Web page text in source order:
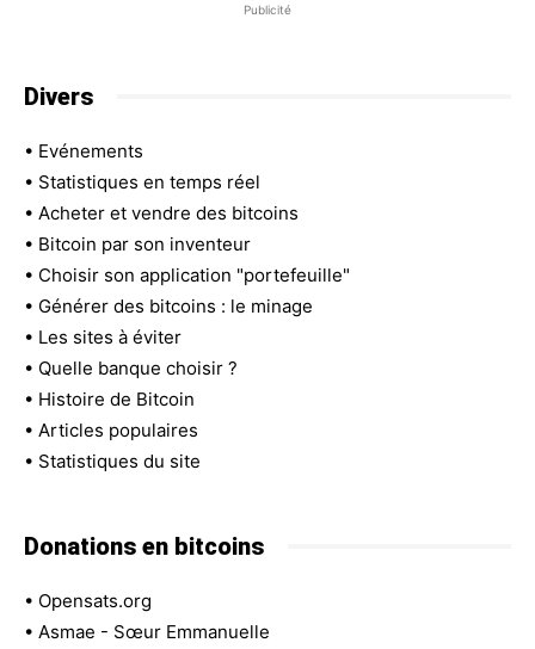
Publicité
Divers
• Evénements
• Statistiques en temps réel
• Acheter et vendre des bitcoins
• Bitcoin par son inventeur
• Choisir son application "portefeuille"
• Générer des bitcoins : le minage
• Les sites à éviter
• Quelle banque choisir ?
• Histoire de Bitcoin
• Articles populaires
• Statistiques du site
Donations en bitcoins
• Opensats.org
• Asmae - Sœur Emmanuelle